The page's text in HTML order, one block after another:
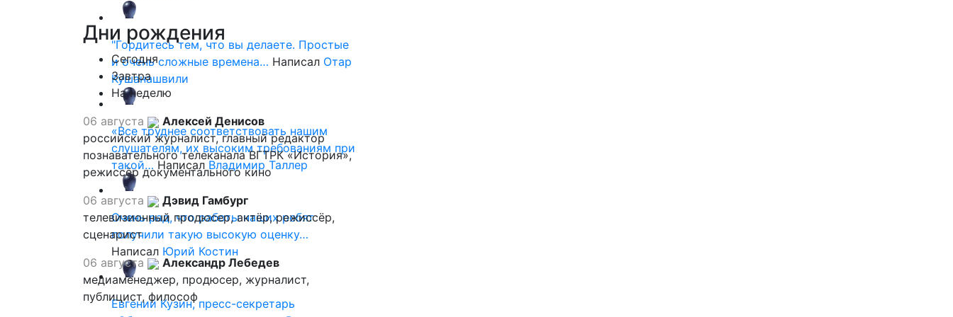
"Гордитесь тем, что вы делаете. Простые
и очень сложные времена… Написал Отар
Кушанашвили
«Все труднее соответствовать нашим
слушателям, их высоким требованиям при
такой… Написал Владимир Таллер
Очень рад, что работы наших ребят
получили такую высокую оценку…
Написал Юрий Костин
Евгений Кузин, пресс-секретарь
Дни рождения
Сегодня
Завтра
На неделю
06 августа
Алексей Денисов
российский журналист, главный редактор
познавательного телеканала ВГТРК «История»,
режиссёр документального кино
06 августа
Дэвид Гамбург
телевизионный продюсер, актёр, режиссёр,
сценарист
06 августа
Александр Лебедев
медиаменеджер, продюсер, журналист,
публицист, философ